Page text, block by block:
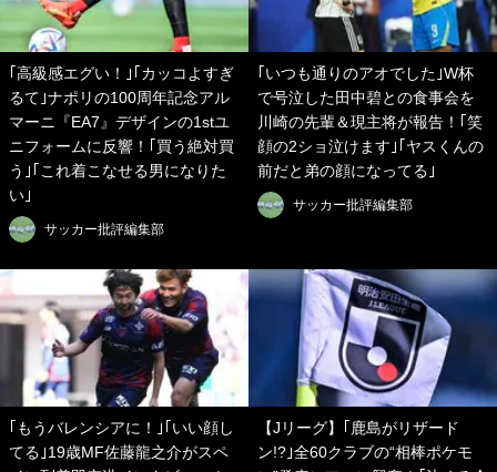
｢高級感エグい！｣｢カッコよすぎ
るて｣ナポリの100周年記念アル
マーニ『EA7』デザインの1stユ
ニフォームに反響！｢買う絶対買
う｣｢これ着こなせる男になりた
い｣
サッカー批評編集部
｢いつも通りのアオでした｣W杯
で号泣した田中碧との食事会を
川崎の先輩＆現主将が報告！｢笑
顔の2ショ泣けます｣｢ヤスくんの
前だと弟の顔になってる｣
サッカー批評編集部
｢もうバレンシアに！｣｢いい顔し
てる｣19歳MF佐藤龍之介がスペ
【Jリーグ】｢鹿島がリザード
ン!?｣全60クラブの“相棒ポケモ